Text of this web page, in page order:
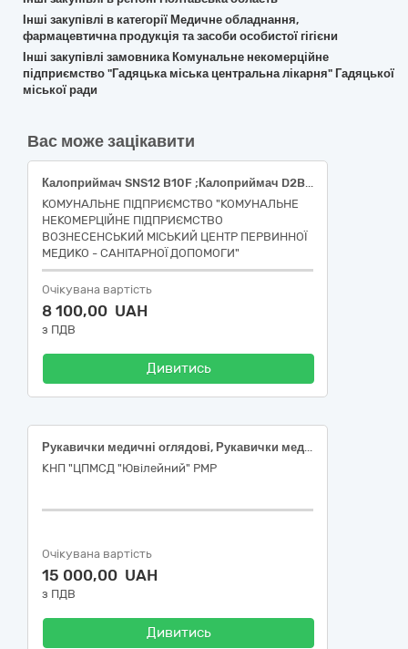
Інші закупівлі в категорії Медичне обладнання,
фармацевтична продукція та засоби особистої гігієни
Інші закупівлі замовника Комунальне некомерційне
підприємство "Гадяцька міська центральна лікарня" Гадяцької
міської ради
Вас може зацікавити
Калоприймач SNS12 B10F ;Калоприймач D2B6XV + пластина до Калоприймача В2С610
КОМУНАЛЬНЕ ПІДПРИЄМСТВО "КОМУНАЛЬНЕ
НЕКОМЕРЦІЙНЕ ПІДПРИЄМСТВО
ВОЗНЕСЕНСЬКИЙ МІСЬКИЙ ЦЕНТР ПЕРВИННОЇ
МЕДИКО - САНІТАРНОЇ ДОПОМОГИ"
Очікувана вартість
8 100,00 UAH
з ПДВ
Дивитись
Рукавички медичні оглядові, Рукавички медичні оглядові
КНП "ЦПМСД "Ювілейний" РМР
Очікувана вартість
15 000,00 UAH
з ПДВ
Дивитись